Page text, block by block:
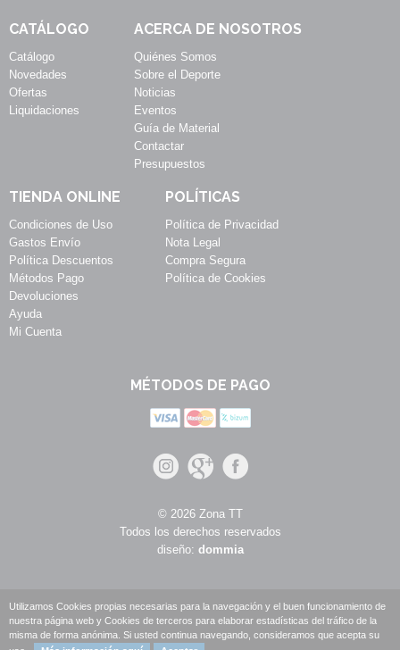
CATÁLOGO
Catálogo
Novedades
Ofertas
Liquidaciones
ACERCA DE NOSOTROS
Quiénes Somos
Sobre el Deporte
Noticias
Eventos
Guía de Material
Contactar
Presupuestos
TIENDA ONLINE
Condiciones de Uso
Gastos Envío
Política Descuentos
Métodos Pago
Devoluciones
Ayuda
Mi Cuenta
POLÍTICAS
Política de Privacidad
Nota Legal
Compra Segura
Política de Cookies
MÉTODOS DE PAGO
© 2026 Zona TT
Todos los derechos reservados
diseño: dommia
Utilizamos Cookies propias necesarias para la navegación y el buen funcionamiento de
nuestra página web y Cookies de terceros para elaborar estadísticas del tráfico de la
misma de forma anónima. Si usted continua navegando, consideramos que acepta su